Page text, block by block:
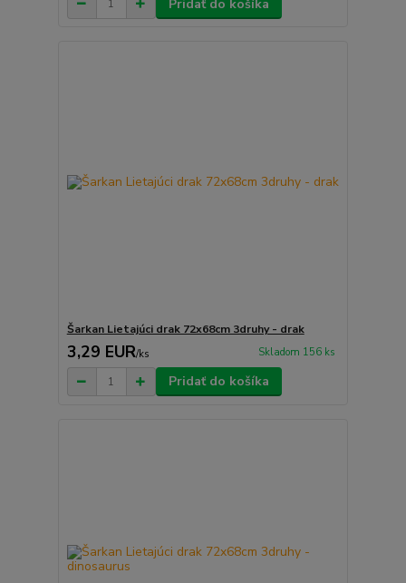
Pridať do košíka
Šarkan Lietajúci drak 72x68cm 3druhy - drak
3,29 EUR/ks Skladom 156 ks
Pridať do košíka